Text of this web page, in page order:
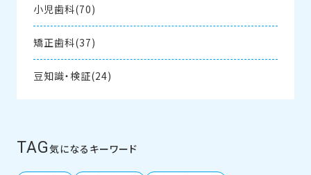
小児歯科(70)
矯正歯科(37)
豆知識・検証(24)
TAG気になるキーワード